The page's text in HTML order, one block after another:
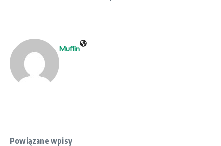
Muffin
Powiązane wpisy